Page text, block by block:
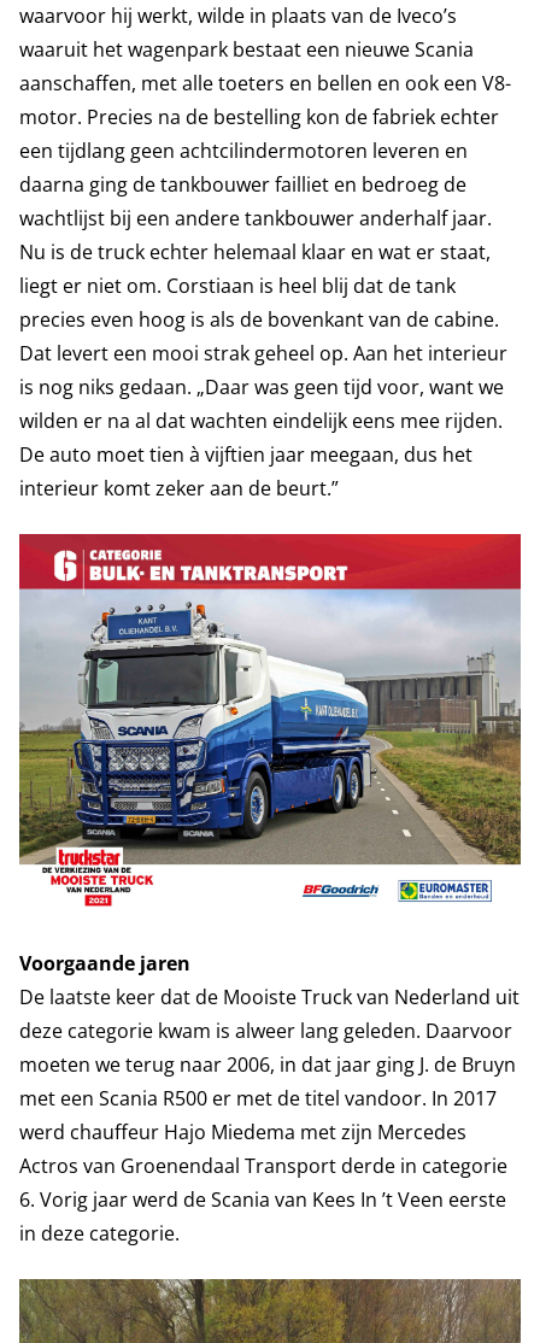
waarvoor hij werkt, wilde in plaats van de Iveco’s
waaruit het wagenpark bestaat een nieuwe Scania
aanschaffen, met alle toeters en bellen en ook een V8-
motor. Precies na de bestelling kon de fabriek echter
een tijdlang geen achtcilindermotoren leveren en
daarna ging de tankbouwer failliet en bedroeg de
wachtlijst bij een andere tankbouwer anderhalf jaar.
Nu is de truck echter helemaal klaar en wat er staat,
liegt er niet om. Corstiaan is heel blij dat de tank
precies even hoog is als de bovenkant van de cabine.
Dat levert een mooi strak geheel op. Aan het interieur
is nog niks gedaan. „Daar was geen tijd voor, want we
wilden er na al dat wachten eindelijk eens mee rijden.
De auto moet tien à vijftien jaar meegaan, dus het
interieur komt zeker aan de beurt.”
Voorgaande jaren
De laatste keer dat de Mooiste Truck van Nederland uit
deze categorie kwam is alweer lang geleden. Daarvoor
moeten we terug naar 2006, in dat jaar ging J. de Bruyn
met een Scania R500 er met de titel vandoor. In 2017
werd chauffeur Hajo Miedema met zijn Mercedes
Actros van Groenendaal Transport derde in categorie
6. Vorig jaar werd de Scania van Kees In ’t Veen eerste
in deze categorie.